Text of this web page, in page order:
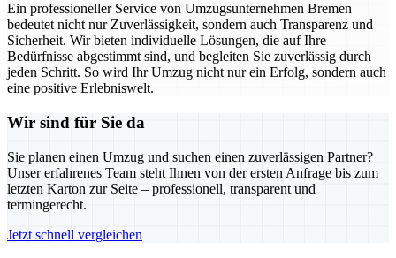
Ein professioneller Service von Umzugsunternehmen Bremen
bedeutet nicht nur Zuverlässigkeit, sondern auch Transparenz und
Sicherheit. Wir bieten individuelle Lösungen, die auf Ihre
Bedürfnisse abgestimmt sind, und begleiten Sie zuverlässig durch
jeden Schritt. So wird Ihr Umzug nicht nur ein Erfolg, sondern auch
eine positive Erlebniswelt.
Wir sind für Sie da
Sie planen einen Umzug und suchen einen zuverlässigen Partner?
Unser erfahrenes Team steht Ihnen von der ersten Anfrage bis zum
letzten Karton zur Seite – professionell, transparent und
termingerecht.
Jetzt schnell vergleichen